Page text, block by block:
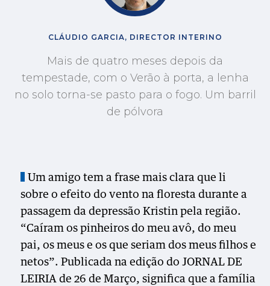
CLÁUDIO GARCIA, DIRECTOR INTERINO
Mais de quatro meses depois da
tempestade, com o Verão à porta, a lenha
no solo torna-se pasto para o fogo. Um barril
de pólvora
Um amigo tem a frase mais clara que li
sobre o efeito do vento na floresta durante a
passagem da depressão Kristin pela região.
“Caíram os pinheiros do meu avô, do meu
pai, os meus e os que seriam dos meus filhos e
netos”. Publicada na edição do JORNAL DE
LEIRIA de 26 de Março, significa que a família